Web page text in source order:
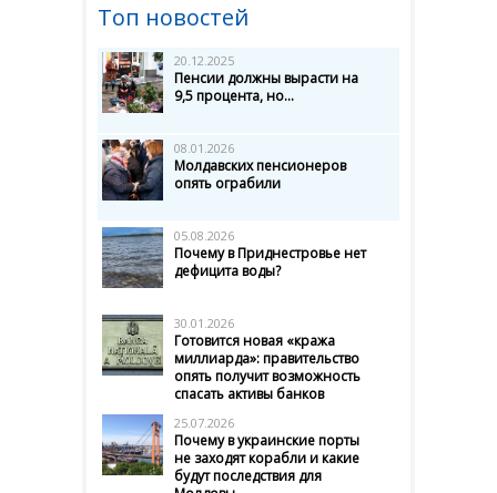
Топ новостей
20.12.2025
Пенсии должны вырасти на
9,5 процента, но...
08.01.2026
Молдавских пенсионеров
опять ограбили
05.08.2026
Почему в Приднестровье нет
дефицита воды?
30.01.2026
Готовится новая «кража
миллиарда»: правительство
опять получит возможность
спасать активы банков
25.07.2026
Почему в украинские порты
не заходят корабли и какие
будут последствия для